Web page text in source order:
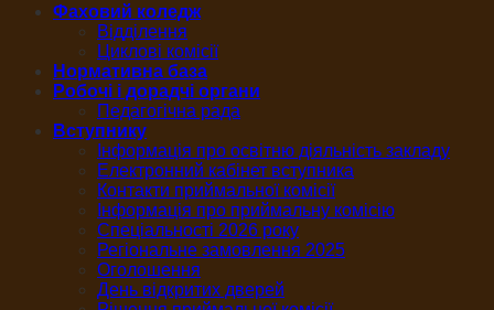
Фаховий коледж
Відділення
Циклові комісії
Нормативна база
Робочі і дорадчі органи
Педагогічна рада
Вступнику
Інформація про освітню діяльність закладу
Електронний кабінет вступника
Контакти приймальної комісії
Інформація про приймальну комісію
Спеціальності 2026 року
Регіональне замовлення 2025
Оголошення
День відкритих дверей